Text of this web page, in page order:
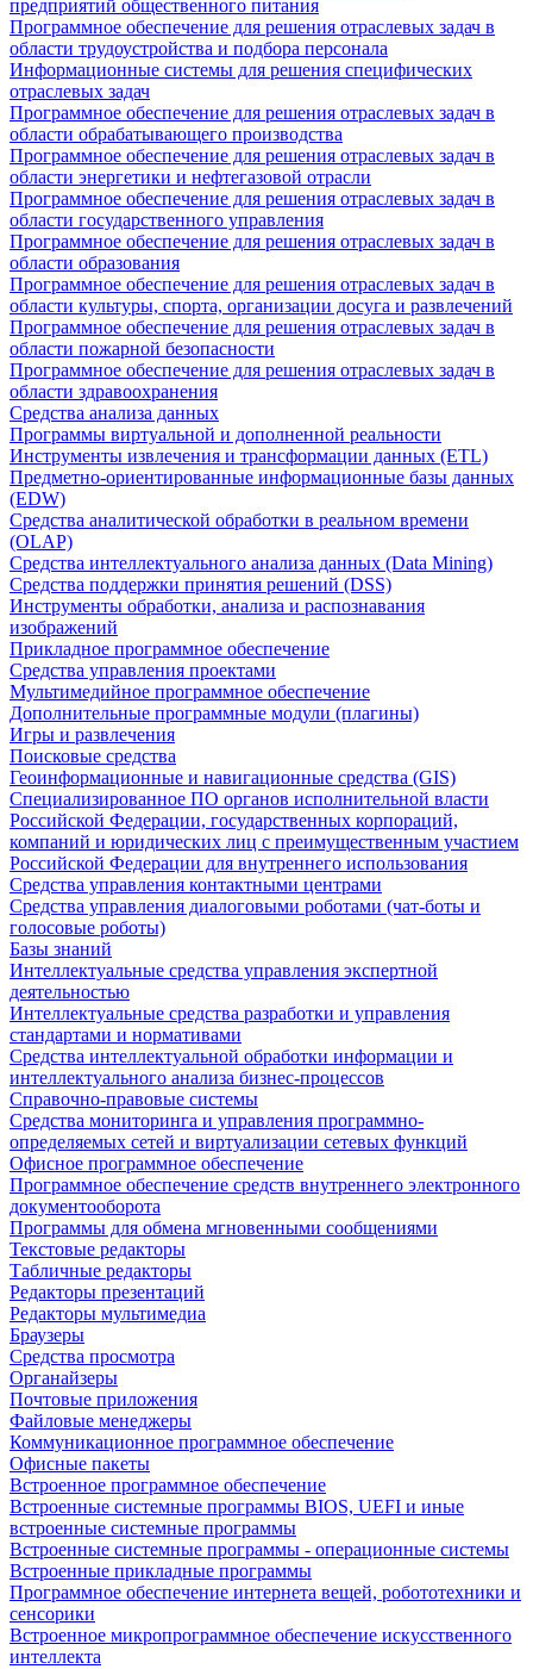
предприятий общественного питания
Программное обеспечение для решения отраслевых задач в
области трудоустройства и подбора персонала
Информационные системы для решения специфических
отраслевых задач
Программное обеспечение для решения отраслевых задач в
области обрабатывающего производства
Программное обеспечение для решения отраслевых задач в
области энергетики и нефтегазовой отрасли
Программное обеспечение для решения отраслевых задач в
области государственного управления
Программное обеспечение для решения отраслевых задач в
области образования
Программное обеспечение для решения отраслевых задач в
области культуры, спорта, организации досуга и развлечений
Программное обеспечение для решения отраслевых задач в
области пожарной безопасности
Программное обеспечение для решения отраслевых задач в
области здравоохранения
Средства анализа данных
Программы виртуальной и дополненной реальности
Инструменты извлечения и трансформации данных (ETL)
Предметно-ориентированные информационные базы данных
(EDW)
Средства аналитической обработки в реальном времени
(OLAP)
Средства интеллектуального анализа данных (Data Mining)
Средства поддержки принятия решений (DSS)
Инструменты обработки, анализа и распознавания
изображений
Прикладное программное обеспечение
Средства управления проектами
Мультимедийное программное обеспечение
Дополнительные программные модули (плагины)
Игры и развлечения
Поисковые средства
Геоинформационные и навигационные средства (GIS)
Специализированное ПО органов исполнительной власти
Российской Федерации, государственных корпораций,
компаний и юридических лиц с преимущественным участием
Российской Федерации для внутреннего использования
Средства управления контактными центрами
Средства управления диалоговыми роботами (чат-боты и
голосовые роботы)
Базы знаний
Интеллектуальные средства управления экспертной
деятельностью
Интеллектуальные средства разработки и управления
стандартами и нормативами
Средства интеллектуальной обработки информации и
интеллектуального анализа бизнес-процессов
Справочно-правовые системы
Средства мониторинга и управления программно-
определяемых сетей и виртуализации сетевых функций
Офисное программное обеспечение
Программное обеспечение средств внутреннего электронного
документооборота
Программы для обмена мгновенными сообщениями
Текстовые редакторы
Табличные редакторы
Редакторы презентаций
Редакторы мультимедиа
Браузеры
Средства просмотра
Органайзеры
Почтовые приложения
Файловые менеджеры
Коммуникационное программное обеспечение
Офисные пакеты
Встроенное программное обеспечение
Встроенные системные программы BIOS, UEFI и иные
встроенные системные программы
Встроенные системные программы - операционные системы
Встроенные прикладные программы
Программное обеспечение интернета вещей, робототехники и
сенсорики
Встроенное микропрограммное обеспечение искусственного
интеллекта